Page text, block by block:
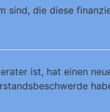
sind, die diese
ist, hat einen